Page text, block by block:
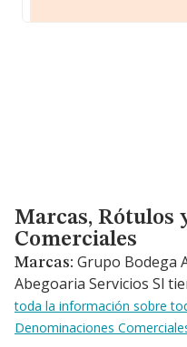
Marcas, Rótulos y
Marcas, Rótulos
Comerciales
Marcas: Grupo Bodega
Abegoaria Servicios Sl
toda la información sobre
Denominaciones